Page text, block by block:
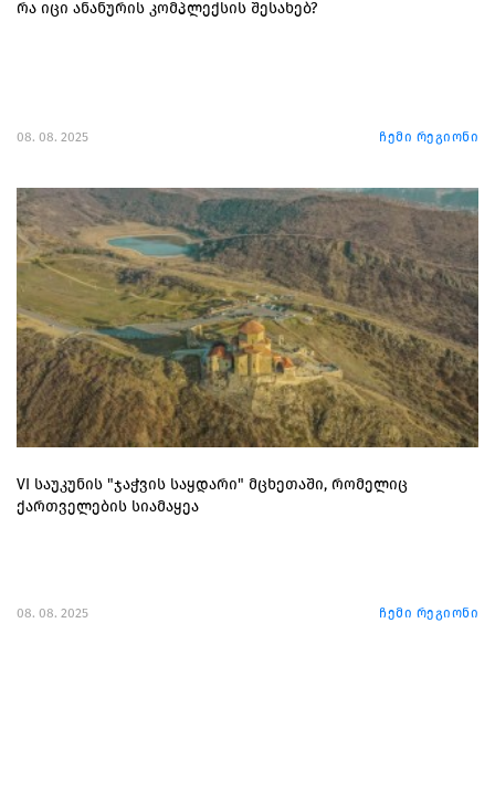
რა იცი ანანურის კომპლექსის შესახებ?
08. 08. 2025 ჩემი რეგიონი
VI საუკუნის "ჯაჭვის საყდარი" მცხეთაში, რომელიც
ქართველების სიამაყეა
08. 08. 2025 ჩემი რეგიონი